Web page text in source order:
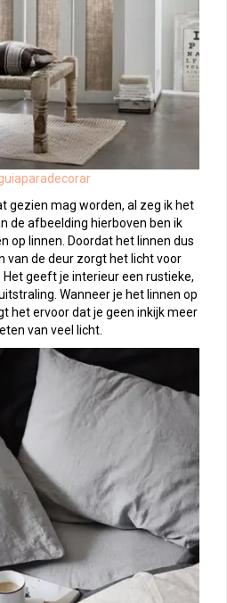
gezien mag worden, al zeg ik het
de afbeelding hierboven ben ik
op linnen. Doordat het linnen dus
van de deur zorgt het licht voor
geeft je interieur een rustieke,
Wanneer je het linnen op
het ervoor dat je geen inkijk meer
van veel licht.